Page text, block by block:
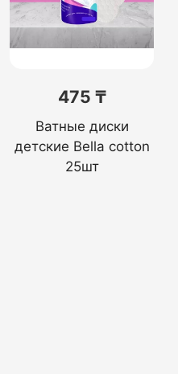
475 ₸
Ватные диски
детские Bella cotton
25шт